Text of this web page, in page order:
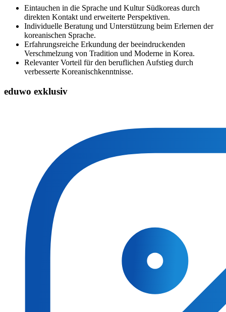
Eintauchen in die Sprache und Kultur Südkoreas durch
direkten Kontakt und erweiterte Perspektiven.
Individuelle Beratung und Unterstützung beim Erlernen der
koreanischen Sprache.
Erfahrungsreiche Erkundung der beeindruckenden
Verschmelzung von Tradition und Moderne in Korea.
Relevanter Vorteil für den beruflichen Aufstieg durch
verbesserte Koreanischkenntnisse.
eduwo exklusiv